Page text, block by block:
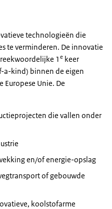
technologieën die
te verminderen. De innovatie
1 e keer
a-kind) binnen de eigen
Unie. De
die vallen onder
en/of energie-opslag
of gebouwde
koolstofarme